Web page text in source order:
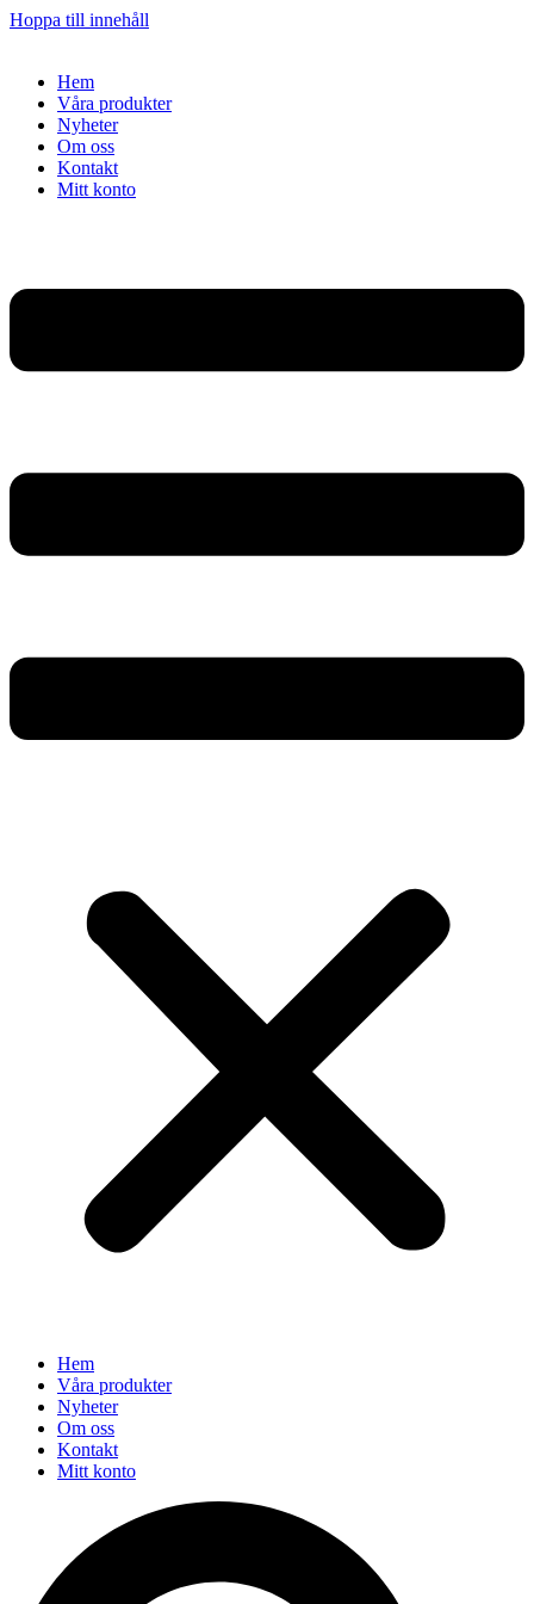
Hoppa till innehåll
Hem
Våra produkter
Nyheter
Om oss
Kontakt
Mitt konto
Hem
Våra produkter
Nyheter
Om oss
Kontakt
Mitt konto